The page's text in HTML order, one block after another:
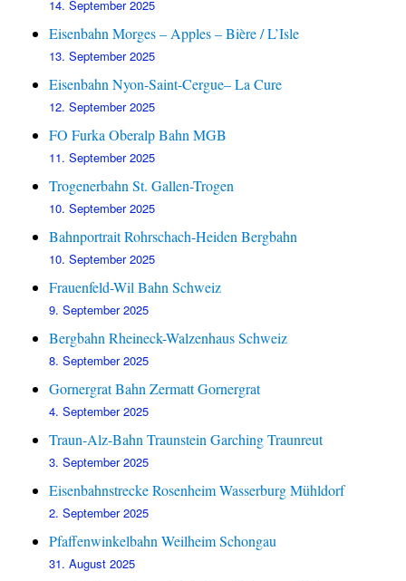
14. September 2025
Eisenbahn Morges – Apples – Bière / L’Isle
13. September 2025
Eisenbahn Nyon-Saint-Cergue– La Cure
12. September 2025
FO Furka Oberalp Bahn MGB
11. September 2025
Trogenerbahn St. Gallen-Trogen
10. September 2025
Bahnportrait Rohrschach-Heiden Bergbahn
10. September 2025
Frauenfeld-Wil Bahn Schweiz
9. September 2025
Bergbahn Rheineck-Walzenhaus Schweiz
8. September 2025
Gornergrat Bahn Zermatt Gornergrat
4. September 2025
Traun-Alz-Bahn Traunstein Garching Traunreut
3. September 2025
Eisenbahnstrecke Rosenheim Wasserburg Mühldorf
2. September 2025
Pfaffenwinkelbahn Weilheim Schongau
31. August 2025